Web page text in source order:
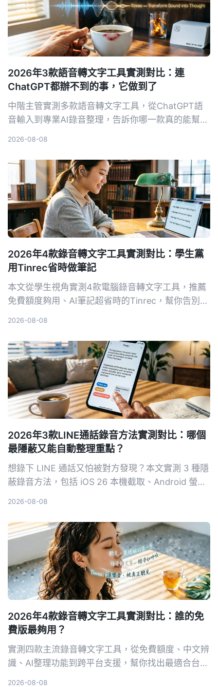
2026年3款語音轉文字工具實測對比：連
ChatGPT都辦不到的事，它做到了
中階主管實測多款語音轉文字工具，從ChatGPT語
音輸入到專業AI錄音整理，告訴你哪一款真的能幫你
2026-08-08
2026年4款錄音轉文字工具實測對比：學生黨
用Tinrec省時做筆記
本文從學生視角實測4款電腦錄音轉文字工具，推薦
免費額度夠用、AI筆記超省時的Tinrec，幫你告別手
2026-08-08
2026年3款LINE通話錄音方法實測對比：哪個
最隱蔽又能自動整理重點？
想錄下 LINE 通話又怕被對方發現？本文實測 3 種隱
蔽錄音方法，包括 iOS 26 本機截取、Android 螢幕
2026-08-08
2026年4款錄音轉文字工具實測對比：誰的免
費版最夠用？
實測四款主流錄音轉文字工具，從免費額度、中文辨
識、AI整理功能到跨平台支援，幫你找出最適合台灣
2026-08-08